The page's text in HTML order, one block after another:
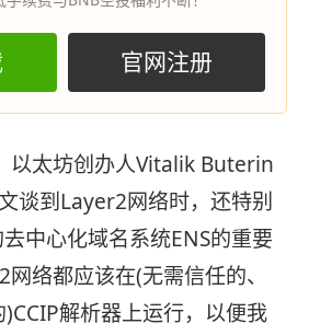
官网注册
以太坊创办人Vitalik Buterin
谈到Layer2网络时，还特别
中心化域名系统ENS的重要
网络都应该在(无需信任的、
解析器上运行，以便我